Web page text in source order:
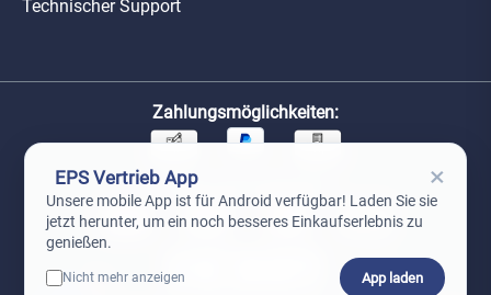
Technischer Support
Zahlungsmöglichkeiten:
Unsere Versandpartner:
EPS Vertrieb App ×
Unsere mobile App ist für Android verfügbar! Laden Sie sie
jetzt herunter, um ein noch besseres Einkaufserlebnis zu
genießen.
Nicht mehr anzeigen App laden